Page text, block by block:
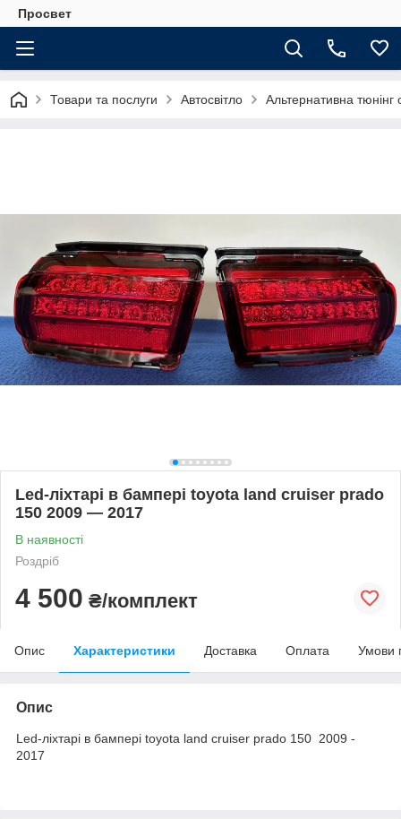
Просвет
Товари та послуги Автосвітло Альтернативна тюнінг
Led-ліхтарі в бампері toyota land cruiser prado
150 2009 — 2017
В наявності
Роздріб
4 500 ₴/комплект
Опис Характеристики Доставка Оплата Умови
Опис
Led-ліхтарі в бампері toyota land cruiser prado 150 2009 -
2017